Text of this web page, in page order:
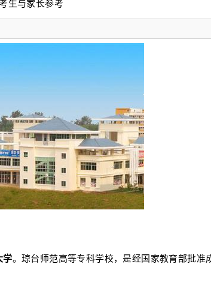
生与家长参考
学。琼台师范高等专科学校，是经国家教育部批准